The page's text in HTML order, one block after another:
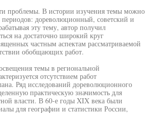
проблемы. В истории изучения темы можно
периодов: дореволюционный, советский и
эту тему, автор получил
на достаточно широкий круг
частным аспектам рассматриваемой
обобщающих работ.
темы в региональной
отсутствием работ
Ряд исследований дореволюционного
практическую значимость для
власти. В 60-е годы XIX века были
для географии и статистики России,